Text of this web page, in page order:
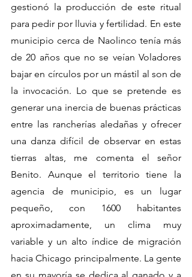
gestionó la producción de este ritual
para pedir por lluvia y fertilidad. En este
municipio cerca de Naolinco tenía más
de 20 años que no se veían Voladores
bajar en círculos por un mástil al son de
la invocación. Lo que se pretende es
generar una inercia de buenas prácticas
entre las rancherías aledañas y ofrecer
una danza difícil de observar en estas
tierras altas, me comenta el señor
Benito. Aunque el territorio tiene la
agencia de municipio, es un lugar
pequeño, con 1600 habitantes
aproximadamente, un clima muy
variable y un alto índice de migración
hacia Chicago principalmente. La gente